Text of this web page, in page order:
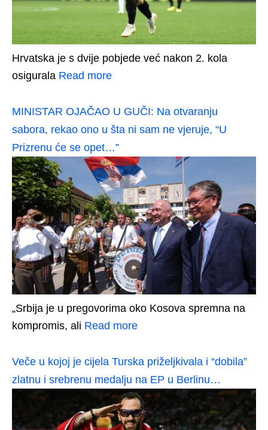
Hrvatska je s dvije pobjede već nakon 2. kola
osigurala Read more
MINISTAR OJAČAO U GUČI: Na otvaranju
sabora, rekao ono u šta ni sam ne vjeruje, “U
Prizrenu će se opet…”
„Srbija je u pregovorima oko Kosova spremna na
kompromis, ali Read more
Veče u kojoj je cijela Turska priželjkivala i “dobila”
zlatnu i srebrenu medalju na EP u Berlinu…